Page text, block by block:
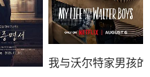
我与沃尔特家男孩